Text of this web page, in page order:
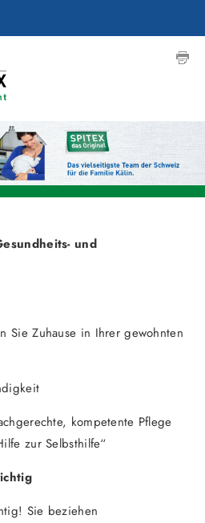
und
Sie Zuhause in Ihrer gewohnten
kompetente Pflege
zur Selbsthilfe“
Sie beziehen